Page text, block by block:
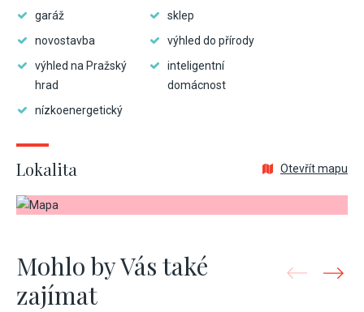
garáž
sklep
novostavba
výhled do přírody
výhled na Pražský
hrad
inteligentní
domácnost
nízkoenergetický
Lokalita Otevřít mapu
Mohlo by Vás také
zajímat